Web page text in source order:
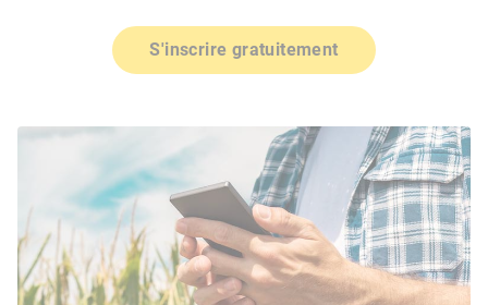
S'inscrire gratuitement